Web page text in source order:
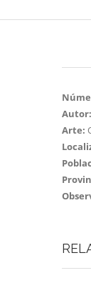
Autor:
Arte: